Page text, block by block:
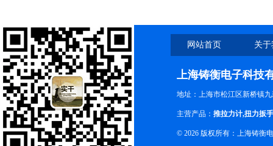
网站首页 关
上海铸衡电子科技
地址：上海市松江区新桥镇
主营产品： 推拉力计,扭力扳手
© 2026 版权所有：上海铸衡